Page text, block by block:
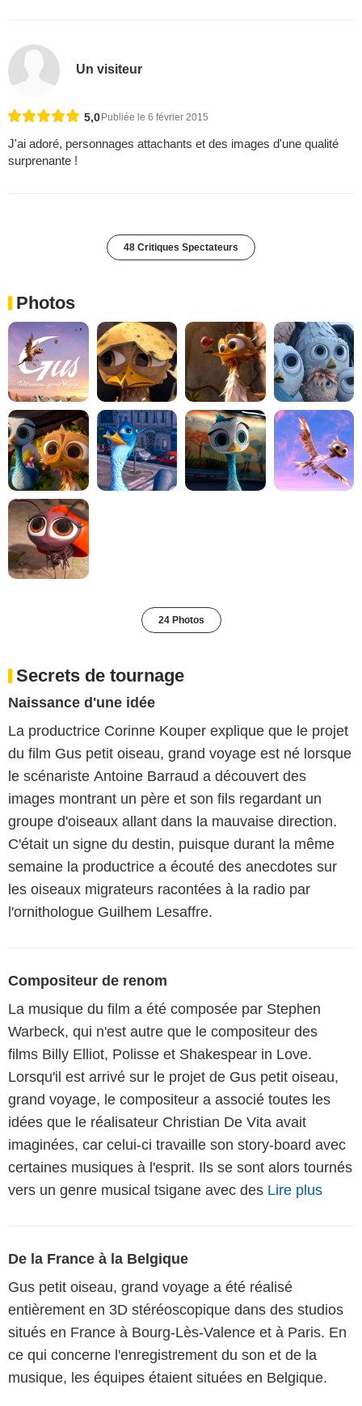
Un visiteur
5,0Publiée le 6 février 2015
J'ai adoré, personnages attachants et des images d'une qualité
surprenante !
48 Critiques Spectateurs
Photos
24 Photos
Secrets de tournage
Naissance d'une idée
La productrice Corinne Kouper explique que le projet
du film Gus petit oiseau, grand voyage est né lorsque
le scénariste Antoine Barraud a découvert des
images montrant un père et son fils regardant un
groupe d'oiseaux allant dans la mauvaise direction.
C'était un signe du destin, puisque durant la même
semaine la productrice a écouté des anecdotes sur
les oiseaux migrateurs racontées à la radio par
l'ornithologue Guilhem Lesaffre.
Compositeur de renom
La musique du film a été composée par Stephen
Warbeck, qui n'est autre que le compositeur des
films Billy Elliot, Polisse et Shakespear in Love.
Lorsqu'il est arrivé sur le projet de Gus petit oiseau,
grand voyage, le compositeur a associé toutes les
idées que le réalisateur Christian De Vita avait
imaginées, car celui-ci travaille son story-board avec
certaines musiques à l'esprit. Ils se sont alors tournés
vers un genre musical tsigane avec des Lire plus
De la France à la Belgique
Gus petit oiseau, grand voyage a été réalisé
entièrement en 3D stéréoscopique dans des studios
situés en France à Bourg-Lès-Valence et à Paris. En
ce qui concerne l'enregistrement du son et de la
musique, les équipes étaient situées en Belgique.